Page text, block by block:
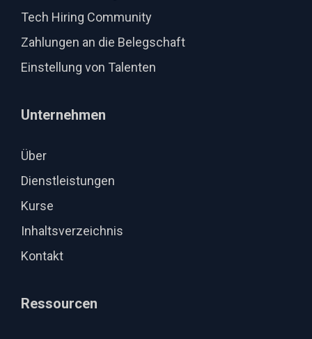
Tech Hiring Community
Zahlungen an die Belegschaft
Einstellung von Talenten
Unternehmen
Über
Dienstleistungen
Kurse
Inhaltsverzeichnis
Kontakt
Ressourcen